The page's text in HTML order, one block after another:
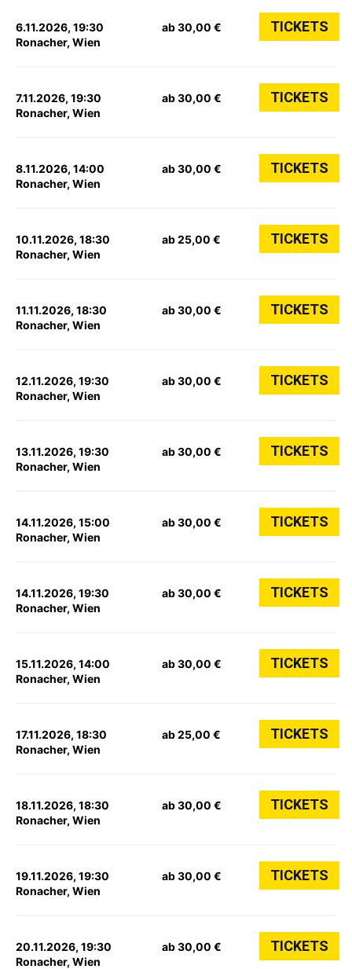
6.11.2026, 19:30
Ronacher, Wien
ab 30,00 € TICKETS
7.11.2026, 19:30
Ronacher, Wien
ab 30,00 € TICKETS
8.11.2026, 14:00
Ronacher, Wien
ab 30,00 € TICKETS
10.11.2026, 18:30
Ronacher, Wien
ab 25,00 € TICKETS
11.11.2026, 18:30
Ronacher, Wien
ab 30,00 € TICKETS
12.11.2026, 19:30
Ronacher, Wien
ab 30,00 € TICKETS
13.11.2026, 19:30
Ronacher, Wien
ab 30,00 € TICKETS
14.11.2026, 15:00
Ronacher, Wien
ab 30,00 € TICKETS
14.11.2026, 19:30
Ronacher, Wien
ab 30,00 € TICKETS
15.11.2026, 14:00
Ronacher, Wien
ab 30,00 € TICKETS
17.11.2026, 18:30
Ronacher, Wien
ab 25,00 € TICKETS
18.11.2026, 18:30
Ronacher, Wien
ab 30,00 € TICKETS
19.11.2026, 19:30
Ronacher, Wien
ab 30,00 € TICKETS
20.11.2026, 19:30
Ronacher, Wien
ab 30,00 € TICKETS